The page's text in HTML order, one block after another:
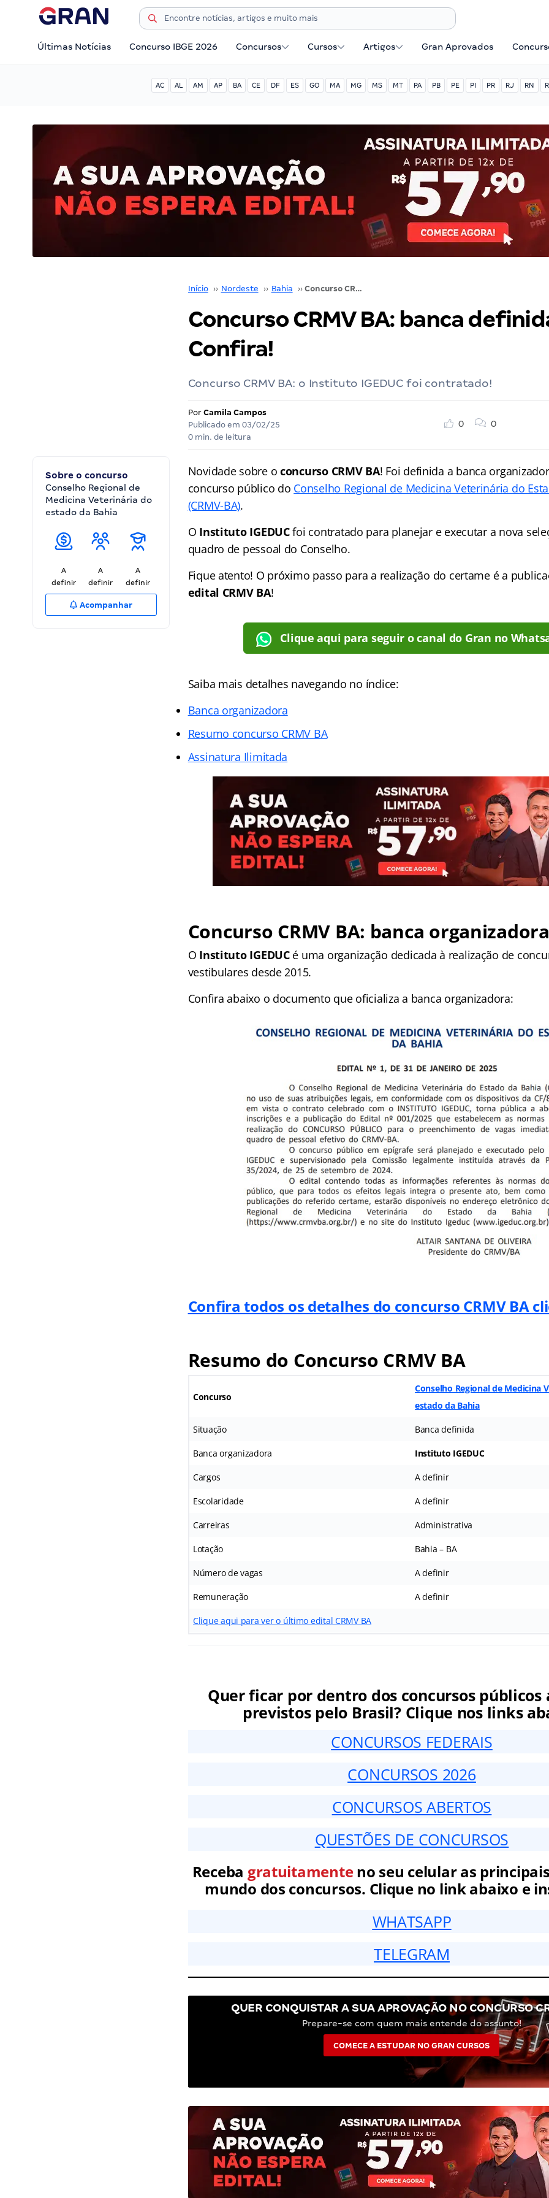
Últimas Notícias Concurso IBGE 2026 Concursos Cursos Artigos Gran Aprovados
AC AL AM AP BA CE DF ES GO MA MG MS MT PA PB PE PI PR RJ RN
Início ›› Nordeste ›› Bahia ›› Concurso CRMV BA: banca definida. Confira!
Concurso CRMV BA: banca
Confira!
Concurso CRMV BA: o Instituto IGEDUC foi contratado!
Por Camila Campos
Publicado em 03/02/25
0 min. de leitura
0 0
Sobre o concurso
Conselho Regional de
Medicina Veterinária do
estado da Bahia
A
definir
A
definir
A
definir
Acompanhar
Novidade sobre oconcurso CRMV BA! Foi definida a banca
concurso público do Conselho Regional de Medicina Veterinária do
(CRMV-BA).
O Instituto IGEDUCfoi contratado para planejar e executar a nova
quadro de pessoal do Conselho.
Fique atento! O próximo passo para a realização do certame é a
edital CRMV BA!
Clique aqui para seguir o canal do Gran no
Saiba mais detalhes navegando no índice:
Banca organizadora
Resumo concurso CRMV BA
Assinatura Ilimitada
Concurso CRMV BA: banca organizadora
O Instituto IGEDUC é uma organização dedicada à realização de
vestibulares desde 2015.
Confira abaixo o documento que oficializa a banca organizadora:
Confira todos os detalhes do concurso CRMV BA
Resumo do Concurso CRMV BA
Concurso
Conselho Regional de Medicina
estado da Bahia
Situação Banca definida
Banca organizadora Instituto IGEDUC
Cargos A definir
Escolaridade A definir
Carreiras Administrativa
Lotação Bahia – BA
Número de vagas A definir
Remuneração A definir
Clique aqui para ver o último edital CRMV BA
Quer ficar por dentro dos concursos públicos
previstos pelo Brasil? Clique nos links
CONCURSOS FEDERAIS
CONCURSOS 2026
CONCURSOS ABERTOS
QUESTÕES DE CONCURSOS
Receba gratuitamenteno seu celular as
mundo dos concursos. Clique no link abaixo e
WHATSAPP
TELEGRAM
QUER CONQUISTAR A SUA APROVAÇÃO NO CONCURSO
Prepare-se com quem mais entende do assunto!
COMECE A ESTUDAR NO GRAN CURSOS